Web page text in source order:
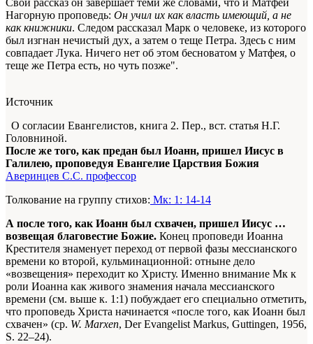
Свой рассказ он завершает теми же словами, что и Матфей
Нагорную проповедь: Он учил их как власть имеющий, а не
как книжники. Следом рассказал Марк о человеке, из которого
был изгнан нечистый дух, а затем о теще Петра. Здесь с ним
совпадает Лука. Ничего нет об этом бесноватом у Матфея, о
теще же Петра есть, но чуть позже".
Источник
О согласии Евангелистов, книга 2. Пер., вст. статья Н.Г.
Головниной.
После же того, как предан был Иоанн, пришел Иисус в
Галилею, проповедуя Евангелие Царствия Божия
Аверинцев С.С. профессор
Толкование на группу стихов: Мк: 1: 14-14
А после того, как Иоанн был схвачен, пришел Иисус …
возвещая благовестие Божие. Конец проповеди Иоанна
Крестителя знаменует переход от первой фазы мессианского
времени ко второй, кульминационной: отныне дело
«возвещения» переходит ко Христу. Именно внимание Мк к
роли Иоанна как живого знамения начала мессианского
времени (см. выше к. 1:1) побуждает его специально отметить,
что проповедь Христа начинается «после того, как Иоанн был
схвачен» (ср. W. Marxen, Der Evangelist Markus, Guttingen, 1956,
S. 22–24).